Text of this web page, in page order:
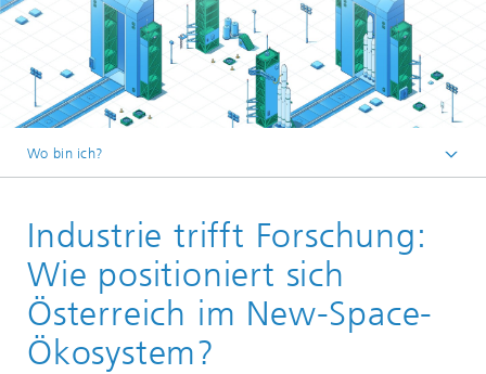
Wo bin ich?
Veranstaltungen
Industrie trifft Forschung:
Wie positioniert sich
Österreich im New-Space-
Ökosystem?